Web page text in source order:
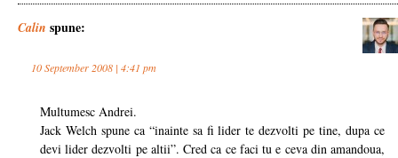
Calin spune:
10 September 2008 | 4:41 pm
Multumesc Andrei.
Jack Welch spune ca “inainte sa fi lider te dezvolti pe tine, dupa ce
devi lider dezvolti pe altii”. Cred ca ce faci tu e ceva din amandoua,